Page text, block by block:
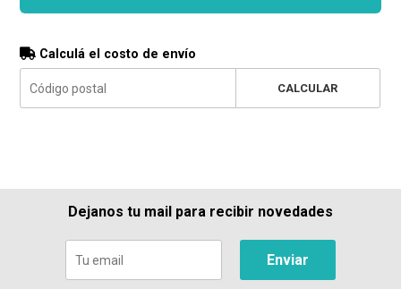
Calculá el costo de envío
CALCULAR
Dejanos tu mail para recibir novedades
Enviar